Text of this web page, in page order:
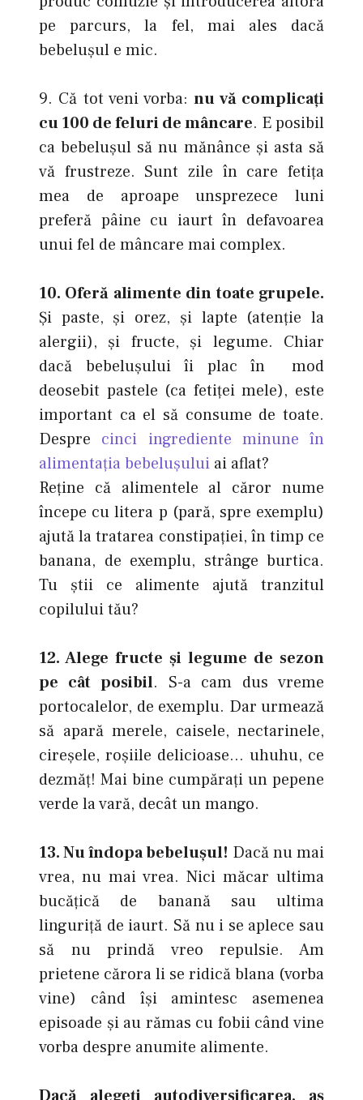
pe parcurs, la fel, mai ales dacă
bebeluşul e mic.
9. Că tot veni vorba:nu vă complicaţi
cu 100 de feluri de mâncare. E posibil
ca bebeluşul să nu mănânce şi asta să
vă frustreze. Sunt zile în care fetiţa
mea de aproape unsprezece luni
preferă pâine cu iaurt în defavoarea
unui fel de mâncare mai complex.
10. Oferă alimente din toate grupele.
Şi paste, şi orez, şi lapte (atenţie la
alergii), şi fructe, şi legume. Chiar
dacă bebeluşului îi plac în mod
deosebit pastele (ca fetiţei mele), este
important ca el să consume de toate.
Despre cinci ingrediente minune în
alimentaţia bebeluşului ai aflat?
Reţine că alimentele al căror nume
începe cu litera p (pară, spre exemplu)
ajută la tratarea constipaţiei, în timp ce
banana, de exemplu, strânge burtica.
Tu ştii ce alimente ajută tranzitul
copilului tău?
12. Alege fructe şi legume de sezon
pe cât posibil. S-a cam dus vreme
portocalelor, de exemplu. Dar urmează
să apară merele, caisele, nectarinele,
cireşele, roşiile delicioase… uhuhu, ce
dezmăţ! Mai bine cumpăraţi un pepene
verde la vară, decât un mango.
13. Nu îndopa bebeluşul! Dacă nu mai
vrea, nu mai vrea. Nici măcar ultima
bucăţică de banană sau ultima
linguriţă de iaurt. Să nu i se aplece sau
să nu prindă vreo repulsie. Am
prietene cărora li se ridică blana (vorba
vine) când îşi amintesc asemenea
episoade şi au rămas cu fobii când vine
vorba despre anumite alimente.
Dacă alegeţi autodiversificarea, aş